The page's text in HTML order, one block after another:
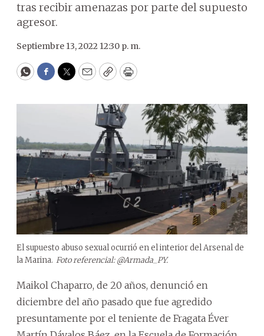
tras recibir amenazas por parte del supuesto
agresor.
Septiembre 13, 2022 12:30 p. m.
WhatsApp
Facebook
Twitter
EmailCopyPrint
El supuesto abuso sexual ocurrió en el interior del Arsenal de
la Marina. Foto referencial: @Armada_PY.
Maikol Chaparro, de 20 años, denunció en
diciembre del año pasado que fue agredido
presuntamente por el teniente de Fragata Éver